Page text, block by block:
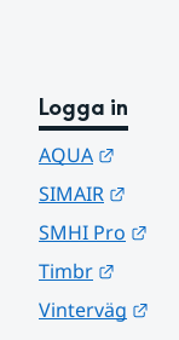
Logga in
AQUA
SIMAIR
SMHI Pro
Timbr
Vinterväg